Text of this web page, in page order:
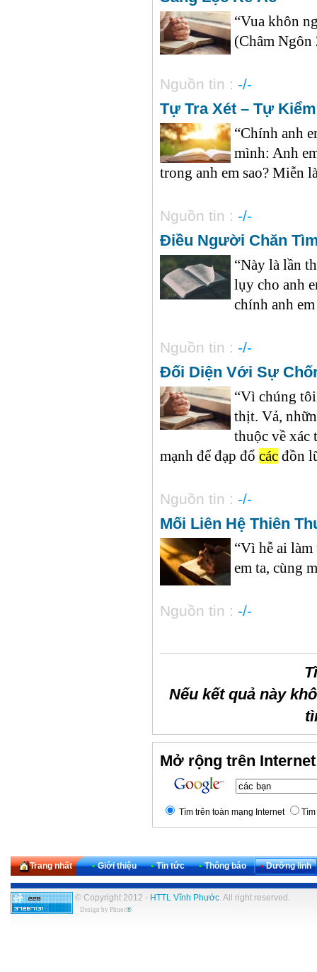
“Vua khôn
(Châm
Nguồn tin : -/-
Tự Tra Xét – Tự
“Chính anh
mình: Anh
trong anh em sao? Miễn
Nguồn tin : -/-
Điều Người Chăn
“Này là lần
lụy cho anh
chính anh
Nguồn tin : -/-
Đối Diện Với Sự
“Vì chúng
thịt. Vả,
thuộc về xác
mạnh để đạp đổ các đồn
Nguồn tin : -/-
Mối Liên Hệ Thiên
“Vì hễ ai
em ta, cùng
Nguồn tin : -/-
Nếu kết quả này
Mở rộng trên
Tìm trên toàn mạng Internet
Trang nhất • Giới thiệu • Tin tức • Thông báo • Dưỡng linh
© Copyright 2012 - HTTL Vĩnh Phước. All right reserved.
Design by Phuoc®